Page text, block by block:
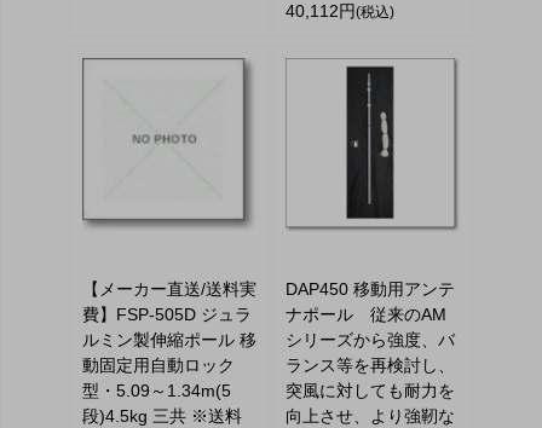
40,112円(税込)
【メーカー直送/送料実
費】FSP-505D ジュラ
ルミン製伸縮ポール 移
動固定用自動ロック
型・5.09～1.34m(5
段)4.5kg 三共 ※送料
DAP450 移動用アンテ
ナポール 従来のAM
シリーズから強度、バ
ランス等を再検討し、
突風に対しても耐力を
向上させ、より強靭な